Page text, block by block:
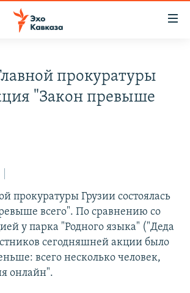
прокуратуры
"Закон превыше
прокуратуры Грузии состоялась
всего". По сравнению со
у парка "Родного языка" ("Деда
сегодняшней акции было
всего несколько человек,
онлайн".